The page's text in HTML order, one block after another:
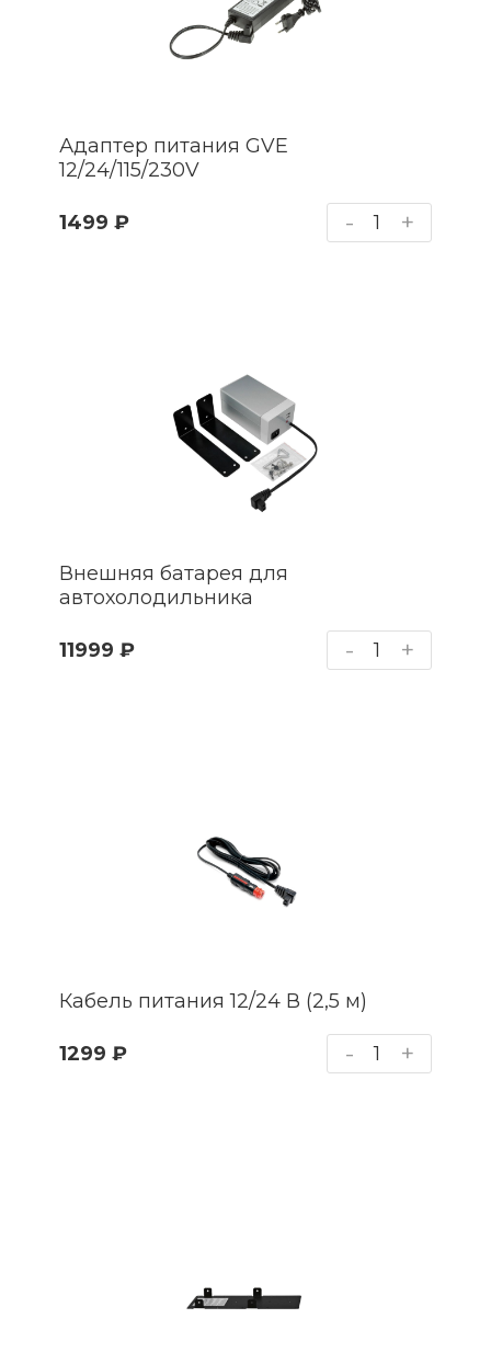
Адаптер питания GVE
12/24/115/230V
1499 ₽ - +
Внешняя батарея для
автохолодильника
11999 ₽ - +
Кабель питания 12/24 В (2,5 м)
1299 ₽ - +